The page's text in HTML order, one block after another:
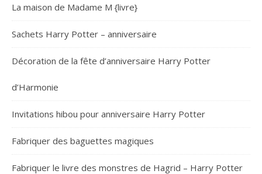
La maison de Madame M {livre}
Sachets Harry Potter – anniversaire
Décoration de la fête d’anniversaire Harry Potter
d’Harmonie
Invitations hibou pour anniversaire Harry Potter
Fabriquer des baguettes magiques
Fabriquer le livre des monstres de Hagrid – Harry Potter